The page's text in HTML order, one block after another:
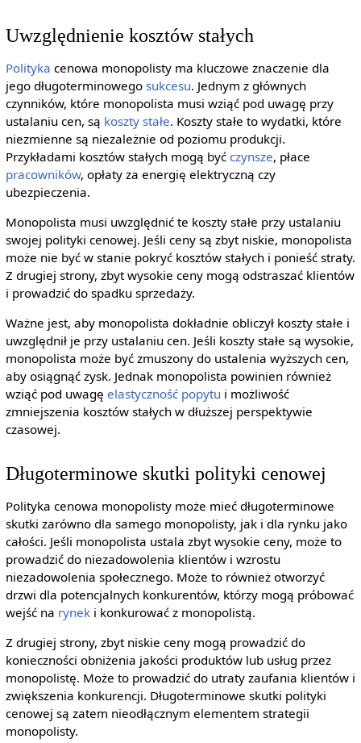
Uwzględnienie kosztów stałych
Polityka cenowa monopolisty ma kluczowe znaczenie dla
jego długoterminowego sukcesu. Jednym z głównych
czynników, które monopolista musi wziąć pod uwagę przy
ustalaniu cen, są koszty stałe. Koszty stałe to wydatki, które
niezmienne są niezależnie od poziomu produkcji.
Przykładami kosztów stałych mogą być czynsze, płace
pracowników, opłaty za energię elektryczną czy
ubezpieczenia.
Monopolista musi uwzględnić te koszty stałe przy ustalaniu
swojej polityki cenowej. Jeśli ceny są zbyt niskie, monopolista
może nie być w stanie pokryć kosztów stałych i ponieść straty.
Z drugiej strony, zbyt wysokie ceny mogą odstraszać klientów
i prowadzić do spadku sprzedaży.
Ważne jest, aby monopolista dokładnie obliczył koszty stałe i
uwzględnił je przy ustalaniu cen. Jeśli koszty stałe są wysokie,
monopolista może być zmuszony do ustalenia wyższych cen,
aby osiągnąć zysk. Jednak monopolista powinien również
wziąć pod uwagę elastyczność popytu i możliwość
zmniejszenia kosztów stałych w dłuższej perspektywie
czasowej.
Długoterminowe skutki polityki cenowej
Polityka cenowa monopolisty może mieć długoterminowe
skutki zarówno dla samego monopolisty, jak i dla rynku jako
całości. Jeśli monopolista ustala zbyt wysokie ceny, może to
prowadzić do niezadowolenia klientów i wzrostu
niezadowolenia społecznego. Może to również otworzyć
drzwi dla potencjalnych konkurentów, którzy mogą próbować
wejść na ryneki konkurować z monopolistą.
Z drugiej strony, zbyt niskie ceny mogą prowadzić do
konieczności obniżenia jakości produktów lub usług przez
monopolistę. Może to prowadzić do utraty zaufania klientów i
zwiększenia konkurencji. Długoterminowe skutki polityki
cenowej są zatem nieodłącznym elementem strategii
monopolisty.